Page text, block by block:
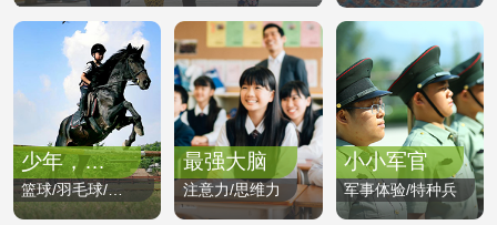
少年，奔跑吧
篮球/羽毛球/减肥
最强大脑
注意力/思维力
小小军官
军事体验/特种兵